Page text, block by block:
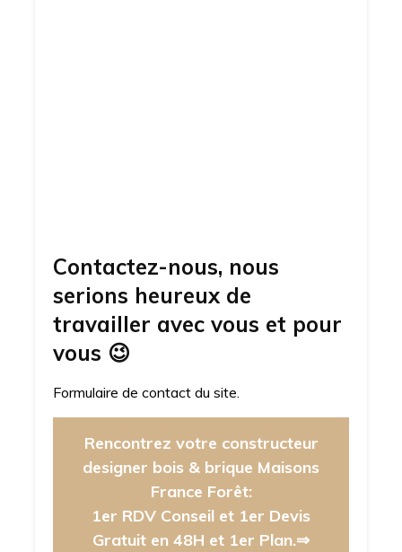
Contactez-nous, nous
serions heureux de
travailler avec vous et pour
vous 😉
Formulaire de contact du site.
Rencontrez votre constructeur
designer bois & brique Maisons
France Forêt:
1er RDV Conseil et 1er Devis
Gratuit en 48H et 1er Plan.⇒